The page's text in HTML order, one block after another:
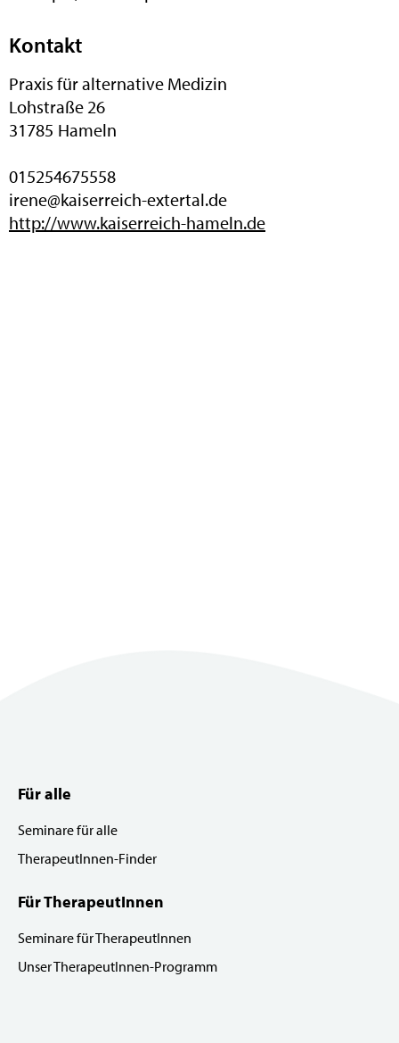
Kontakt
Praxis für alternative Medizin
Lohstraße 26
31785 Hameln
015254675558
irene@kaiserreich-extertal.de
http://www.kaiserreich-hameln.de
Für alle
Seminare für alle
TherapeutInnen-Finder
Für TherapeutInnen
Seminare für TherapeutInnen
Unser TherapeutInnen-Programm